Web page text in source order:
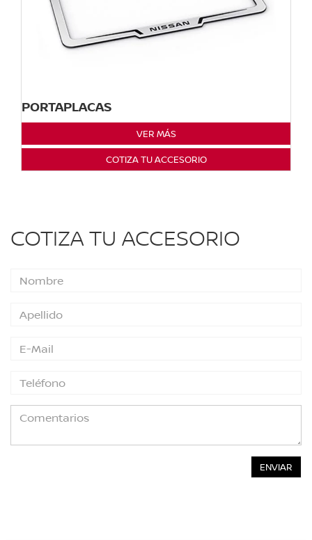
PORTAPLACAS
VER MÁS
COTIZA TU ACCESORIO
COTIZA TU ACCESORIO